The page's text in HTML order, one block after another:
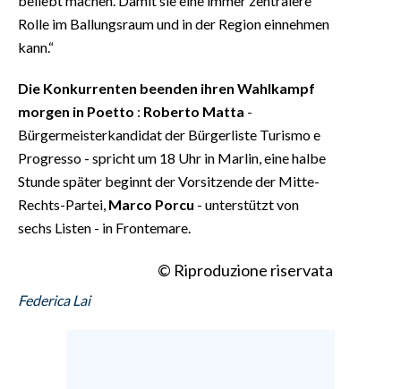
Rolle im Ballungsraum und in der Region einnehmen
kann.“
Die Konkurrenten beenden ihren Wahlkampf
morgen in Poetto : Roberto Matta -
Bürgermeisterkandidat der Bürgerliste Turismo e
Progresso - spricht um 18 Uhr in Marlin, eine halbe
Stunde später beginnt der Vorsitzende der Mitte-
Rechts-Partei, Marco Porcu - unterstützt von
sechs Listen - in Frontemare.
© Riproduzione riservata
Federica Lai